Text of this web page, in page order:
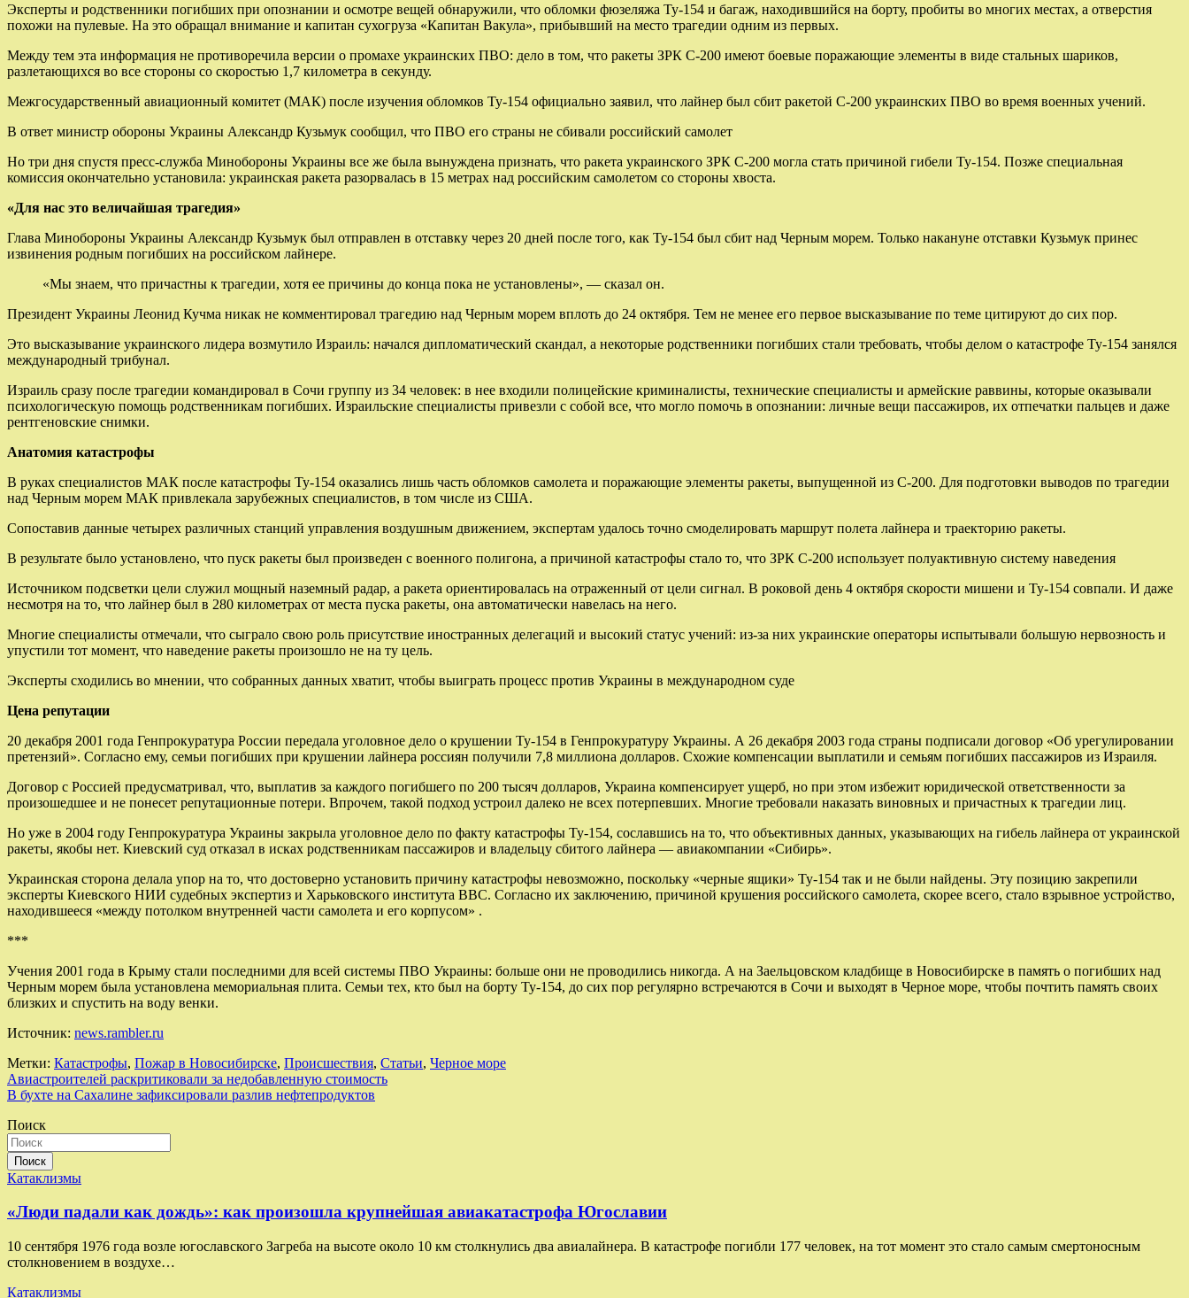
Эксперты и родственники погибших при опознании и осмотре вещей обнаружили, что обломки фюзеляжа Ту-154 и багаж, находившийся на борту, пробиты во многих местах, а отверстия
похожи на пулевые. На это обращал внимание и капитан сухогруза «Капитан Вакула», прибывший на место трагедии одним из первых.
Между тем эта информация не противоречила версии о промахе украинских ПВО: дело в том, что ракеты ЗРК С-200 имеют боевые поражающие элементы в виде стальных шариков,
разлетающихся во все стороны со скоростью 1,7 километра в секунду.
Межгосударственный авиационный комитет (МАК) после изучения обломков Ту-154 официально заявил, что лайнер был сбит ракетой С-200 украинских ПВО во время военных учений.
В ответ министр обороны Украины Александр Кузьмук сообщил, что ПВО его страны не сбивали российский самолет
Но три дня спустя пресс-служба Минобороны Украины все же была вынуждена признать, что ракета украинского ЗРК С-200 могла стать причиной гибели Ту-154. Позже специальная
комиссия окончательно установила: украинская ракета разорвалась в 15 метрах над российским самолетом со стороны хвоста.
«Для нас это величайшая трагедия»
Глава Минобороны Украины Александр Кузьмук был отправлен в отставку через 20 дней после того, как Ту-154 был сбит над Черным морем. Только накануне отставки Кузьмук принес
извинения родным погибших на российском лайнере.
«Мы знаем, что причастны к трагедии, хотя ее причины до конца пока не установлены», — сказал он.
Президент Украины Леонид Кучма никак не комментировал трагедию над Черным морем вплоть до 24 октября. Тем не менее его первое высказывание по теме цитируют до сих пор.
Это высказывание украинского лидера возмутило Израиль: начался дипломатический скандал, а некоторые родственники погибших стали требовать, чтобы делом о катастрофе Ту-154 занялся
международный трибунал.
Израиль сразу после трагедии командировал в Сочи группу из 34 человек: в нее входили полицейские криминалисты, технические специалисты и армейские раввины, которые оказывали
психологическую помощь родственникам погибших. Израильские специалисты привезли с собой все, что могло помочь в опознании: личные вещи пассажиров, их отпечатки пальцев и даже
рентгеновские снимки.
Анатомия катастрофы
В руках специалистов МАК после катастрофы Ту-154 оказались лишь часть обломков самолета и поражающие элементы ракеты, выпущенной из С-200. Для подготовки выводов по трагедии
над Черным морем МАК привлекала зарубежных специалистов, в том числе из США.
Сопоставив данные четырех различных станций управления воздушным движением, экспертам удалось точно смоделировать маршрут полета лайнера и траекторию ракеты.
В результате было установлено, что пуск ракеты был произведен с военного полигона, а причиной катастрофы стало то, что ЗРК С-200 использует полуактивную систему наведения
Источником подсветки цели служил мощный наземный радар, а ракета ориентировалась на отраженный от цели сигнал. В роковой день 4 октября скорости мишени и Ту-154 совпали. И даже
несмотря на то, что лайнер был в 280 километрах от места пуска ракеты, она автоматически навелась на него.
Многие специалисты отмечали, что сыграло свою роль присутствие иностранных делегаций и высокий статус учений: из-за них украинские операторы испытывали большую нервозность и
упустили тот момент, что наведение ракеты произошло не на ту цель.
Эксперты сходились во мнении, что собранных данных хватит, чтобы выиграть процесс против Украины в международном суде
Цена репутации
20 декабря 2001 года Генпрокуратура России передала уголовное дело о крушении Ту-154 в Генпрокуратуру Украины. А 26 декабря 2003 года страны подписали договор «Об урегулировании
претензий». Согласно ему, семьи погибших при крушении лайнера россиян получили 7,8 миллиона долларов. Схожие компенсации выплатили и семьям погибших пассажиров из Израиля.
Договор с Россией предусматривал, что, выплатив за каждого погибшего по 200 тысяч долларов, Украина компенсирует ущерб, но при этом избежит юридической ответственности за
произошедшее и не понесет репутационные потери. Впрочем, такой подход устроил далеко не всех потерпевших. Многие требовали наказать виновных и причастных к трагедии лиц.
Но уже в 2004 году Генпрокуратура Украины закрыла уголовное дело по факту катастрофы Ту-154, сославшись на то, что объективных данных, указывающих на гибель лайнера от украинской
ракеты, якобы нет. Киевский суд отказал в исках родственникам пассажиров и владельцу сбитого лайнера — авиакомпании «Сибирь».
Украинская сторона делала упор на то, что достоверно установить причину катастрофы невозможно, поскольку «черные ящики» Ту-154 так и не были найдены. Эту позицию закрепили
эксперты Киевского НИИ судебных экспертиз и Харьковского института ВВС. Согласно их заключению, причиной крушения российского самолета, скорее всего, стало взрывное устройство,
находившееся «между потолком внутренней части самолета и его корпусом» .
***
Учения 2001 года в Крыму стали последними для всей системы ПВО Украины: больше они не проводились никогда. А на Заельцовском кладбище в Новосибирске в память о погибших над
Черным морем была установлена мемориальная плита. Семьи тех, кто был на борту Ту-154, до сих пор регулярно встречаются в Сочи и выходят в Черное море, чтобы почтить память своих
близких и спустить на воду венки.
Источник: news.rambler.ru
Метки: Катастрофы, Пожар в Новосибирске, Происшествия, Статьи, Черное море
Навигация
по
записям
Авиастроителей раскритиковали за недобавленную стоимость
В бухте на Сахалине зафиксировали разлив нефтепродуктов
Поиск
Поиск
Катаклизмы
«Люди падали как дождь»: как произошла крупнейшая авиакатастрофа Югославии
10 сентября 1976 года возле югославского Загреба на высоте около 10 км столкнулись два авиалайнера. В катастрофе погибли 177 человек, на тот момент это стало самым смертоносным
столкновением в воздухе…
Катаклизмы